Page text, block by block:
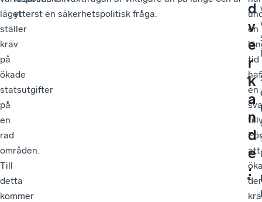
läget
ställer
krav
på
ökade
statsutgifter
på
en
rad
områden.
Till
detta
kommer
ytterst en säkerhetspolitisk fråga.
en
tid
en
För
att
d
v
e
r
k
a
n
d
e
: